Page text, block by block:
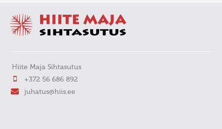
Hiite Maja Sihtasutus
+372 56 686 892
juhatus@hiis.ee